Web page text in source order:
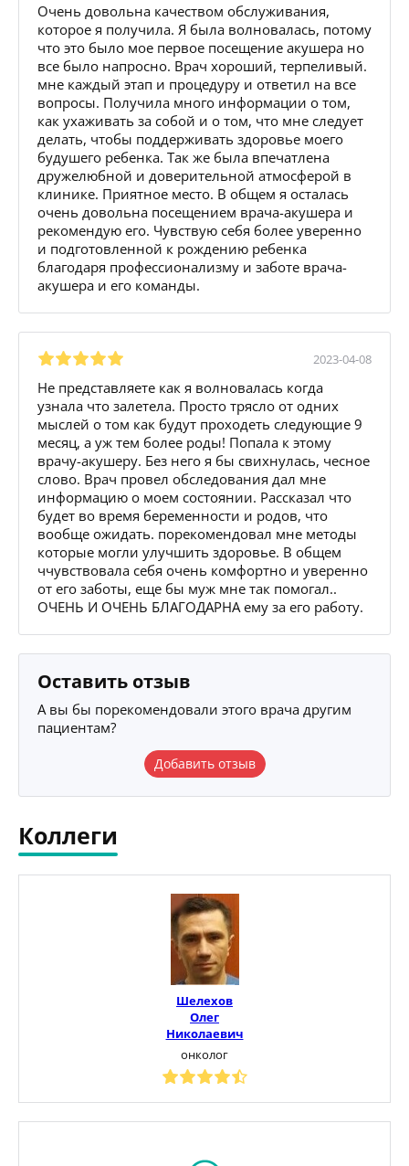
Очень довольна качеством обслуживания,
которое я получила. Я была волновалась, потому
что это было мое первое посещение акушера но
все было напросно. Врач хороший, терпеливый.
мне каждый этап и процедуру и ответил на все
вопросы. Получила много информации о том,
как ухаживать за собой и о том, что мне следует
делать, чтобы поддерживать здоровье моего
будушего ребенка. Так же была впечатлена
дружелюбной и доверительной атмосферой в
клинике. Приятное место. В общем я осталась
очень довольна посещением врача-акушера и
рекомендую его. Чувствую себя более уверенно
и подготовленной к рождению ребенка
благодаря профессионализму и заботе врача-
акушера и его команды.
2023-04-08
Не представляете как я волновалась когда
узнала что залетела. Просто трясло от одних
мыслей о том как будут проходеть следующие 9
месяц, а уж тем более роды! Попала к этому
врачу-акушеру. Без него я бы свихнулась, чесное
слово. Врач провел обследования дал мне
информацию о моем состоянии. Рассказал что
будет во время беременности и родов, что
вообще ожидать. порекомендовал мне методы
которые могли улучшить здоровье. В общем
ччувствовала себя очень комфортно и уверенно
от его заботы, еще бы муж мне так помогал..
ОЧЕНЬ И ОЧЕНЬ БЛАГОДАРНА ему за его работу.
Оставить отзыв
А вы бы порекомендовали этого врача другим
пациентам?
Добавить отзыв
Коллеги
Шелехов
Олег
Николаевич
онколог